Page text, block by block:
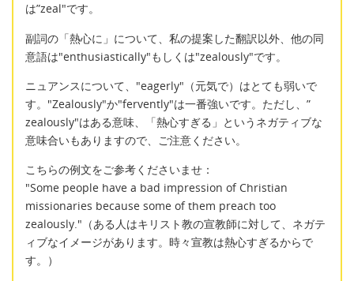
は”zeal"です。
副詞の「熱心に」について、私の提案した翻訳以外、他の同
意語は"enthusiastically"もしくは"zealously"です。
ニュアンスについて、"eagerly"（元気で）はとても弱いで
す。"Zealously"か"fervently"は一番強いです。ただし、”
zealously"はある意味、「熱心すぎる」というネガティブな
意味合いもありますので、ご注意ください。
こちらの例文をご参考くださいませ：
"Some people have a bad impression of Christian
missionaries because some of them preach too
zealously."（ある人はキリスト教の宣教師に対して、ネガテ
ィブなイメージがあります。時々宣教は熱心すぎるからで
す。）